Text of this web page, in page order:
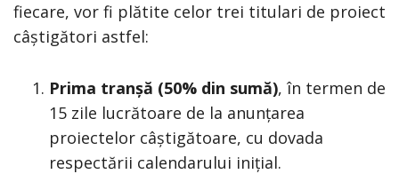
fiecare, vor fi plătite celor trei titulari de proiect
câștigători astfel:
Prima tranșă (50% din sumă), în termen de
15 zile lucrătoare de la anunțarea
proiectelor câștigătoare, cu dovada
respectării calendarului inițial.